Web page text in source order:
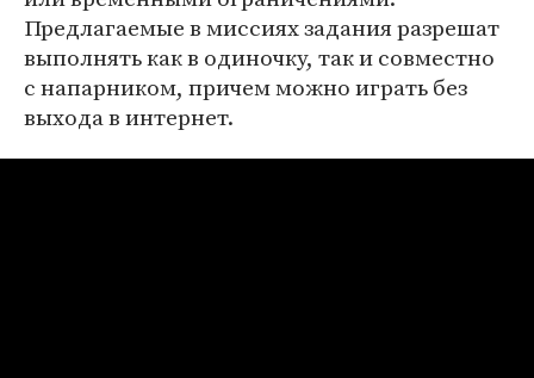
Предлагаемые в миссиях задания разрешат
выполнять как в одиночку, так и совместно
с напарником, причем можно играть без
выхода в интернет.